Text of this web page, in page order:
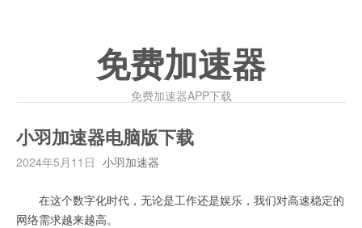
免费加速器
免费加速器APP下载
小羽加速器电脑版下载
2024年5月11日 小羽加速器
在这个数字化时代，无论是工作还是娱乐，我们对高速稳定的
网络需求越来越高。